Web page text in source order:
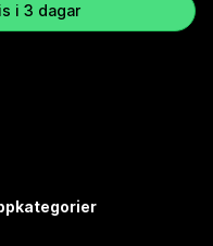
i 3 dagar